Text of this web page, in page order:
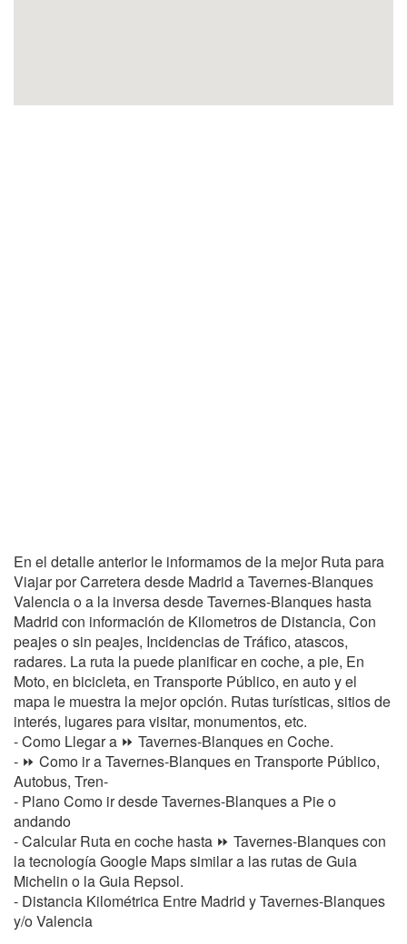
En el detalle anterior le informamos de la mejor Ruta para
Viajar por Carretera desde Madrid a Tavernes-Blanques
Valencia o a la inversa desde Tavernes-Blanques hasta
Madrid con información de Kilometros de Distancia, Con
peajes o sin peajes, Incidencias de Tráfico, atascos,
radares. La ruta la puede planificar en coche, a pie, En
Moto, en bicicleta, en Transporte Público, en auto y el
mapa le muestra la mejor opción. Rutas turísticas, sitios de
interés, lugares para visitar, monumentos, etc.
- Como Llegar a ⏩ Tavernes-Blanques en Coche.
- ⏩ Como ir a Tavernes-Blanques en Transporte Público,
Autobus, Tren-
- Plano Como ir desde Tavernes-Blanques a Pie o
andando
- Calcular Ruta en coche hasta ⏩ Tavernes-Blanques con
la tecnología Google Maps similar a las rutas de Guia
Michelin o la Guia Repsol.
- Distancia Kilométrica Entre Madrid y Tavernes-Blanques
y/o Valencia